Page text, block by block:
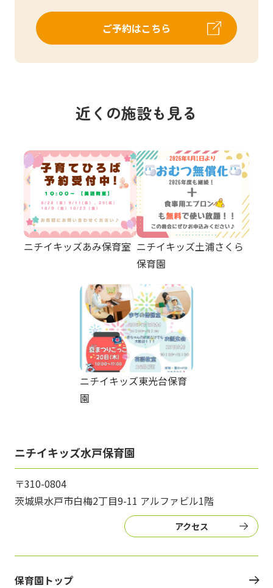
ご予約はこちら
近くの施設も見る
ニチイキッズあみ保育室 ニチイキッズ土浦さくら
保育園
ニチイキッズ東光台保育
園
ニチイキッズ水戸保育園
〒310-0804
茨城県水戸市白梅2丁目9-11 アルファビル1階
アクセス
保育園トップ